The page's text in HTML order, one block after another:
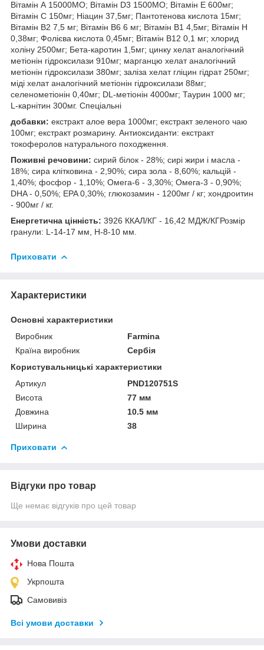
Вітамін А 15000МО; Вітамін D3 1500МО; Вітамін Е 600мг;
Вітамін С 150мг; Ніацин 37,5мг; Пантотенова кислота 15мг;
Вітамін В2 7,5 мг; Вітамін В6 6 мг; Вітамін В1 4,5мг; Вітамін Н
0,38мг; Фолієва кислота 0,45мг; Вітамін В12 0,1 мг; хлорид
холіну 2500мг; Бета-каротин 1,5мг; цинку хелат аналогічний
метіонін гідроксилази 910мг; марганцю хелат аналогічний
метіонін гідроксилази 380мг; заліза хелат гліцин гідрат 250мг;
міді хелат аналогічний метіонін гідроксилази 88мг;
селенометіонін 0,40мг; DL-метіонін 4000мг; Таурин 1000 мг;
L-карнітин 300мг. Спеціальні
добавки: екстракт алое вера 1000мг; екстракт зеленого чаю
100мг; екстракт розмарину. Антиоксиданти: екстракт
токоферолов натурального походження.
Поживні речовини: сирий білок - 28%; сирі жири і масла -
18%; сира клітковина - 2,90%; сира зола - 8,60%; кальцій -
1,40%; фосфор - 1,10%; Омега-6 - 3,30%; Омега-3 - 0,90%;
DHA - 0,50%; EPA 0,30%; глюкозамин - 1200мг / кг; хондроитин
- 900мг / кг.
Енергетична цінність: 3926 ККАЛ/КГ - 16,42 МДЖ/КГРозмір
гранули: L-14-17 мм, H-8-10 мм.
Приховати
Характеристики
Основні характеристики
Виробник
Farmina
Країна виробник
Сербія
Користувальницькі характеристики
Артикул
PND120751S
Висота
77 мм
Довжина
10.5 мм
Ширина
38
Приховати
Відгуки про товар
Ще немає відгуків про цей товар
Умови доставки
Нова Пошта
Укрпошта
Самовивіз
Всі умови доставки